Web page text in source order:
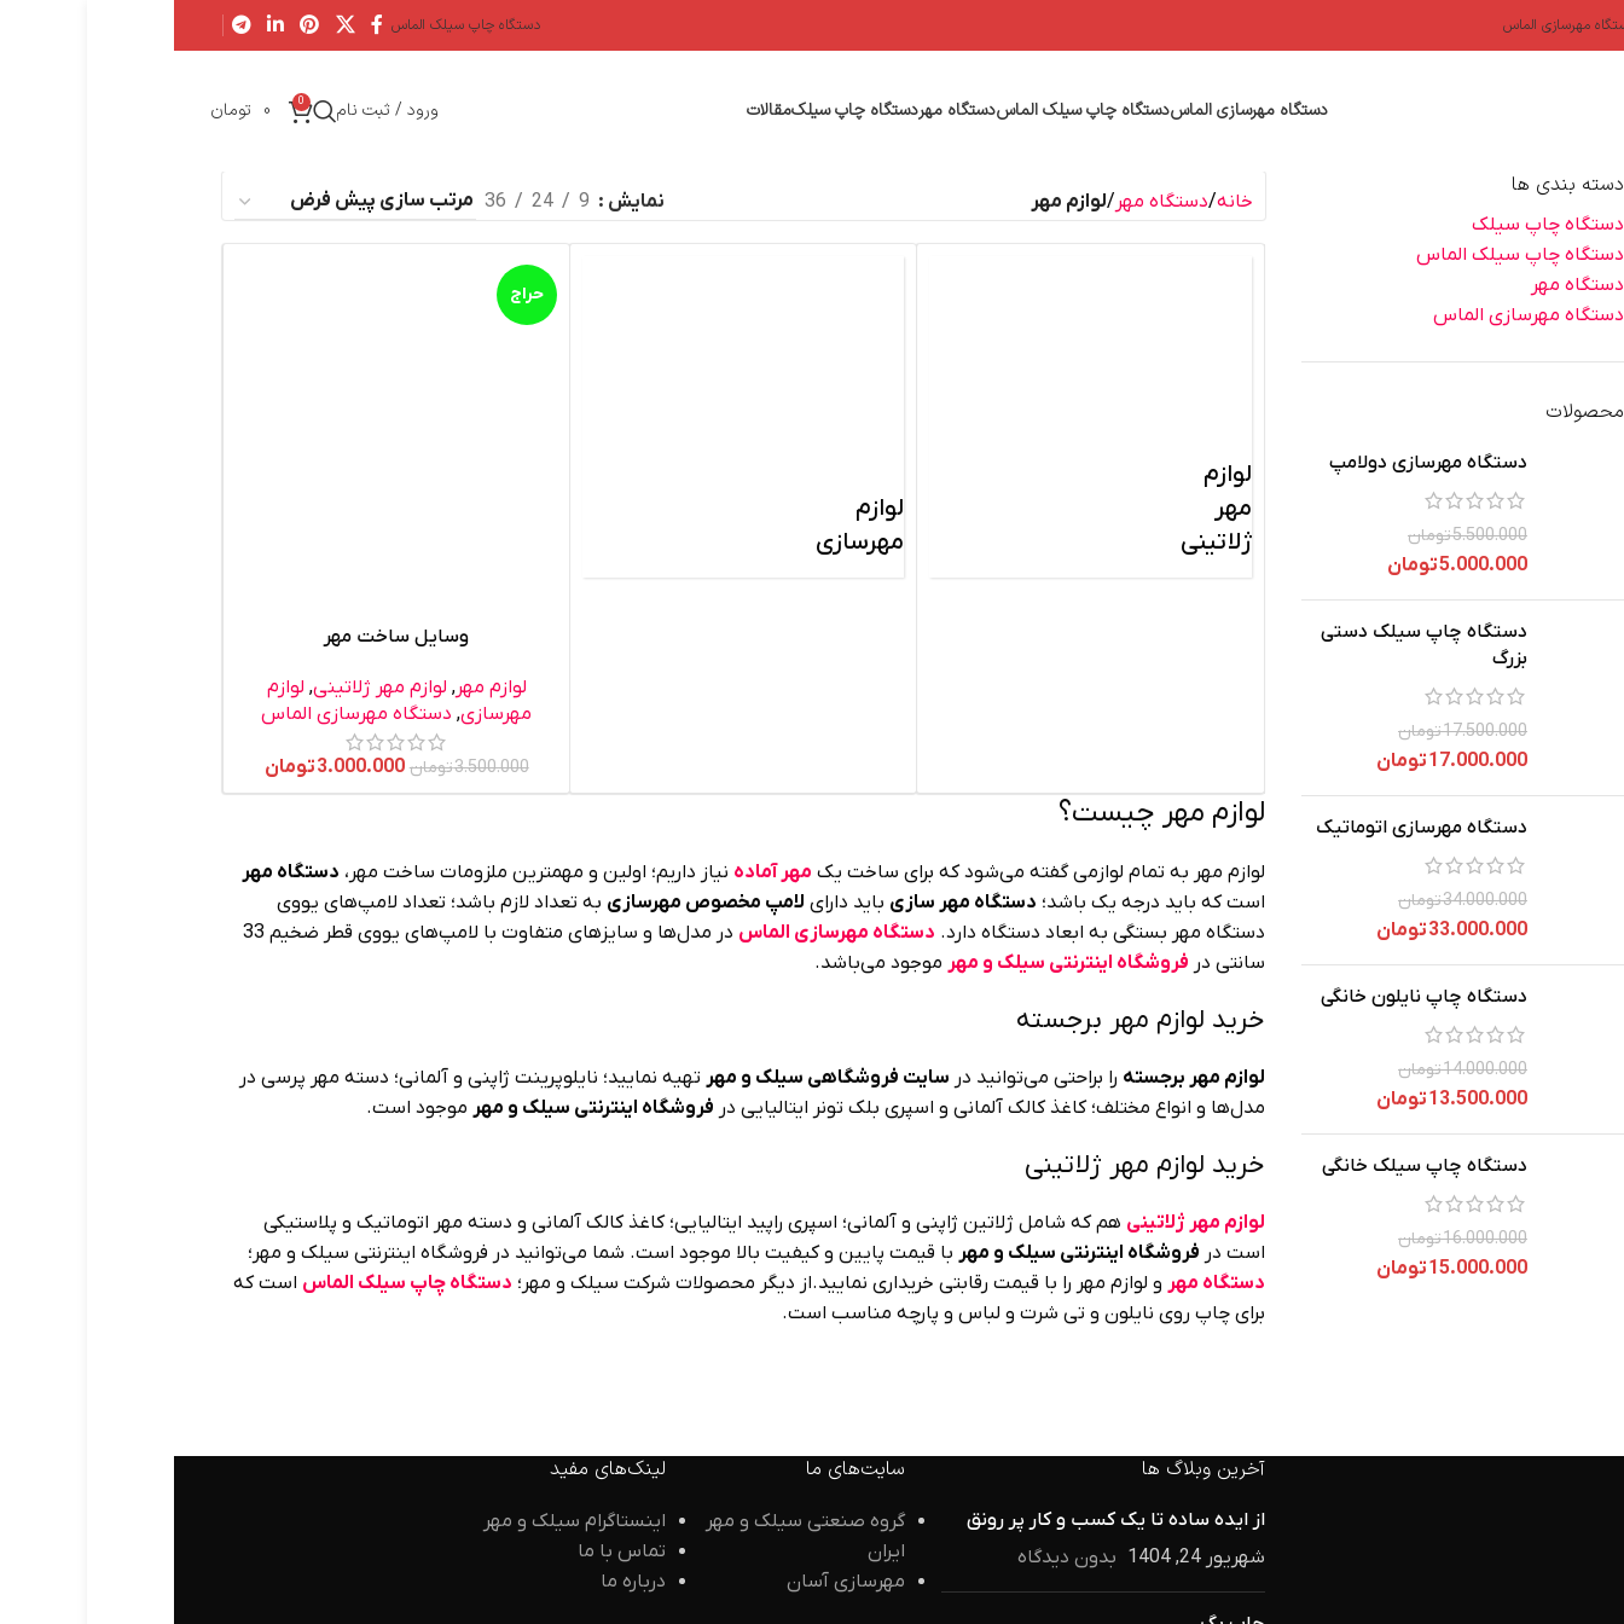
مهرسازی الماس دستگاه چاپ سیلک الماس
دستگاه مهرسازی الماسدستگاه چاپ سیلک الماسدستگاه مهردستگاه چاپ سیلکمقالات ورود / ثبت نام 0
0 تومان
دسته بندی ها
دستگاه چاپ سیلک
دستگاه چاپ سیلک الماس
دستگاه مهر
دستگاه مهرسازی الماس
محصولات
دستگاه مهرسازی دولامپ
5.500.000تومان
5.000.000تومان
دستگاه چاپ سیلک دستی
بزرگ
17.500.000تومان
17.000.000تومان
دستگاه مهرسازی اتوماتیک
34.000.000تومان
33.000.000تومان
دستگاه چاپ نایلون خانگی
14.000.000تومان
13.500.000تومان
دستگاه چاپ سیلک خانگی
16.000.000تومان
15.000.000تومان
خانه دستگاه مهر لوازم مهر نمایش 9
24
36
لوازم
مهر
ژلاتینی
لوازم
مهرسازی
حراج
وسایل ساخت مهر
لوازم مهر, لوازم مهر ژلاتینی, لوازم
مهرسازی, دستگاه مهرسازی الماس
3.500.000تومان 3.000.000تومان
لوازم مهر چیست؟
لوازم مهر به تمام لوازمی گفته می‌شود که برای ساخت یک مهر آماده نیاز داریم؛ اولین و مهمترین ملزومات ساخت مهر، دستگاه مهر
است که باید درجه یک باشد؛ دستگاه مهر سازی باید دارای لامپ مخصوص مهرسازی به تعداد لازم باشد؛ تعداد لامپ‌های یووی
دستگاه مهر بستگی به ابعاد دستگاه دارد. دستگاه مهرسازی الماس
در مدل‌ها و سایزهای متفاوت با لامپ‌های یووی قطر ضخیم 33
سانتی در فروشگاه اینترنتی سیلک و مهر موجود می‌باشد.
خرید لوازم مهر برجسته
لوازم مهر برجسته را براحتی می‌توانید در سایت فروشگاهی سیلک و مهر تهیه نمایید؛ نایلوپرینت ژاپنی و آلمانی؛ دسته مهر پرسی در
مدل‌ها و انواع مختلف؛ کاغذ کالک آلمانی و اسپری بلک تونر ایتالیایی در فروشگاه اینترنتی سیلک و مهر موجود است.
خرید لوازم مهر ژلاتینی
لوازم مهر ژلاتینی هم که شامل ژلاتین ژاپنی و آلمانی؛ اسپری راپید ایتالیایی؛ کاغذ کالک آلمانی و دسته مهر اتوماتیک و پلاستیکی
است در فروشگاه اینترنتی سیلک و مهر با قیمت پایین و کیفیت بالا موجود است. شما می‌توانید در فروشگاه اینترنتی سیلک و مهر؛
دستگاه مهر و لوازم مهر را با قیمت رقابتی خریداری نمایید.از دیگر محصولات شرکت سیلک و مهر؛ دستگاه چاپ سیلک الماس است که
برای چاپ روی نایلون و تی شرت و لباس و پارچه مناسب است.
آخرین وبلاگ ها
از ایده ساده تا یک کسب و کار پر رونق
شهریور 24, 1404
بدون دیدگاه
سایت‌های ما
گروه صنعتی سیلک و مهر
ایران
مهرسازی آسان
لینک‌های مفید
اینستاگرام سیلک و مهر
تماس با ما
درباره ما